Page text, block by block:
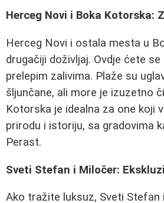
Herceg Novi i Boka Kotorska:
Herceg Novi i ostala mesta u
drugačiji doživljaj. Ovdje ćete
prelepim zalivima. Plaže su
šljunčane, ali more je izuzetno
Kotorska je idealna za one koji
prirodu i istoriju, sa gradovima
Perast.
Sveti Stefan i Miločer:
Ako tražite luksuz, Sveti Stefan